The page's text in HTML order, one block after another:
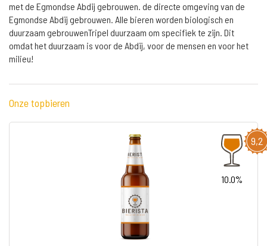
met de Egmondse Abdij gebrouwen. de directe omgeving van de
Egmondse Abdij gebrouwen. Alle bieren worden biologisch en
duurzaam gebrouwenTripel duurzaam om specifiek te zijn. Dit
omdat het duurzaam is voor de Abdij, voor de mensen en voor het
milieu!
Onze topbieren
9,2
10.0%